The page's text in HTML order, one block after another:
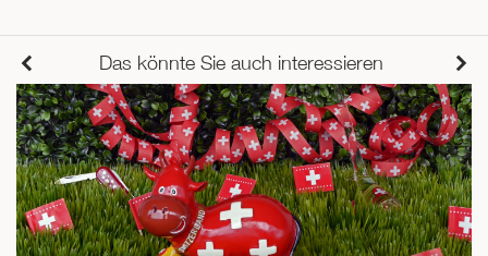
Das könnte Sie auch interessieren